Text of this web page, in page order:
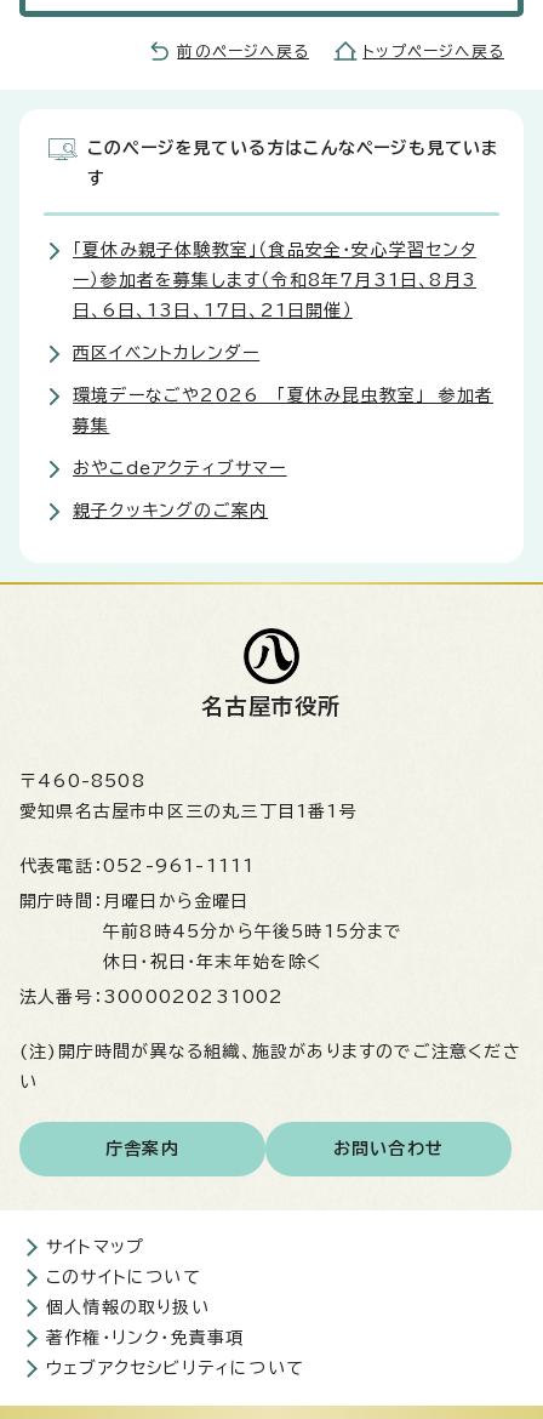
前のページへ戻る トップページへ戻る
このページを見ている方はこんなページも見ていま
す
「夏休み親子体験教室」（食品安全・安心学習センタ
ー）参加者を募集します（令和8年7月31日、8月3
日、6日、13日、17日、21日開催）
西区イベントカレンダー
環境デーなごや2026 「夏休み昆虫教室」 参加者
募集
おやこdeアクティブサマー
親子クッキングのご案内
名古屋市役所
〒460-8508
愛知県名古屋市中区三の丸三丁目1番1号
代表電話： 052-961-1111
開庁時間： 月曜日から金曜日
午前8時45分から午後5時15分まで
休日・祝日・年末年始を除く
法人番号： 3000020231002
(注)開庁時間が異なる組織、施設がありますのでご注意くださ
い
庁舎案内 お問い合わせ
サイトマップ
このサイトについて
個人情報の取り扱い
著作権・リンク・免責事項
ウェブアクセシビリティについて